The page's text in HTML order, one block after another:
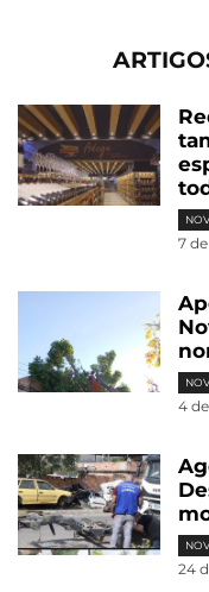
7
4
24